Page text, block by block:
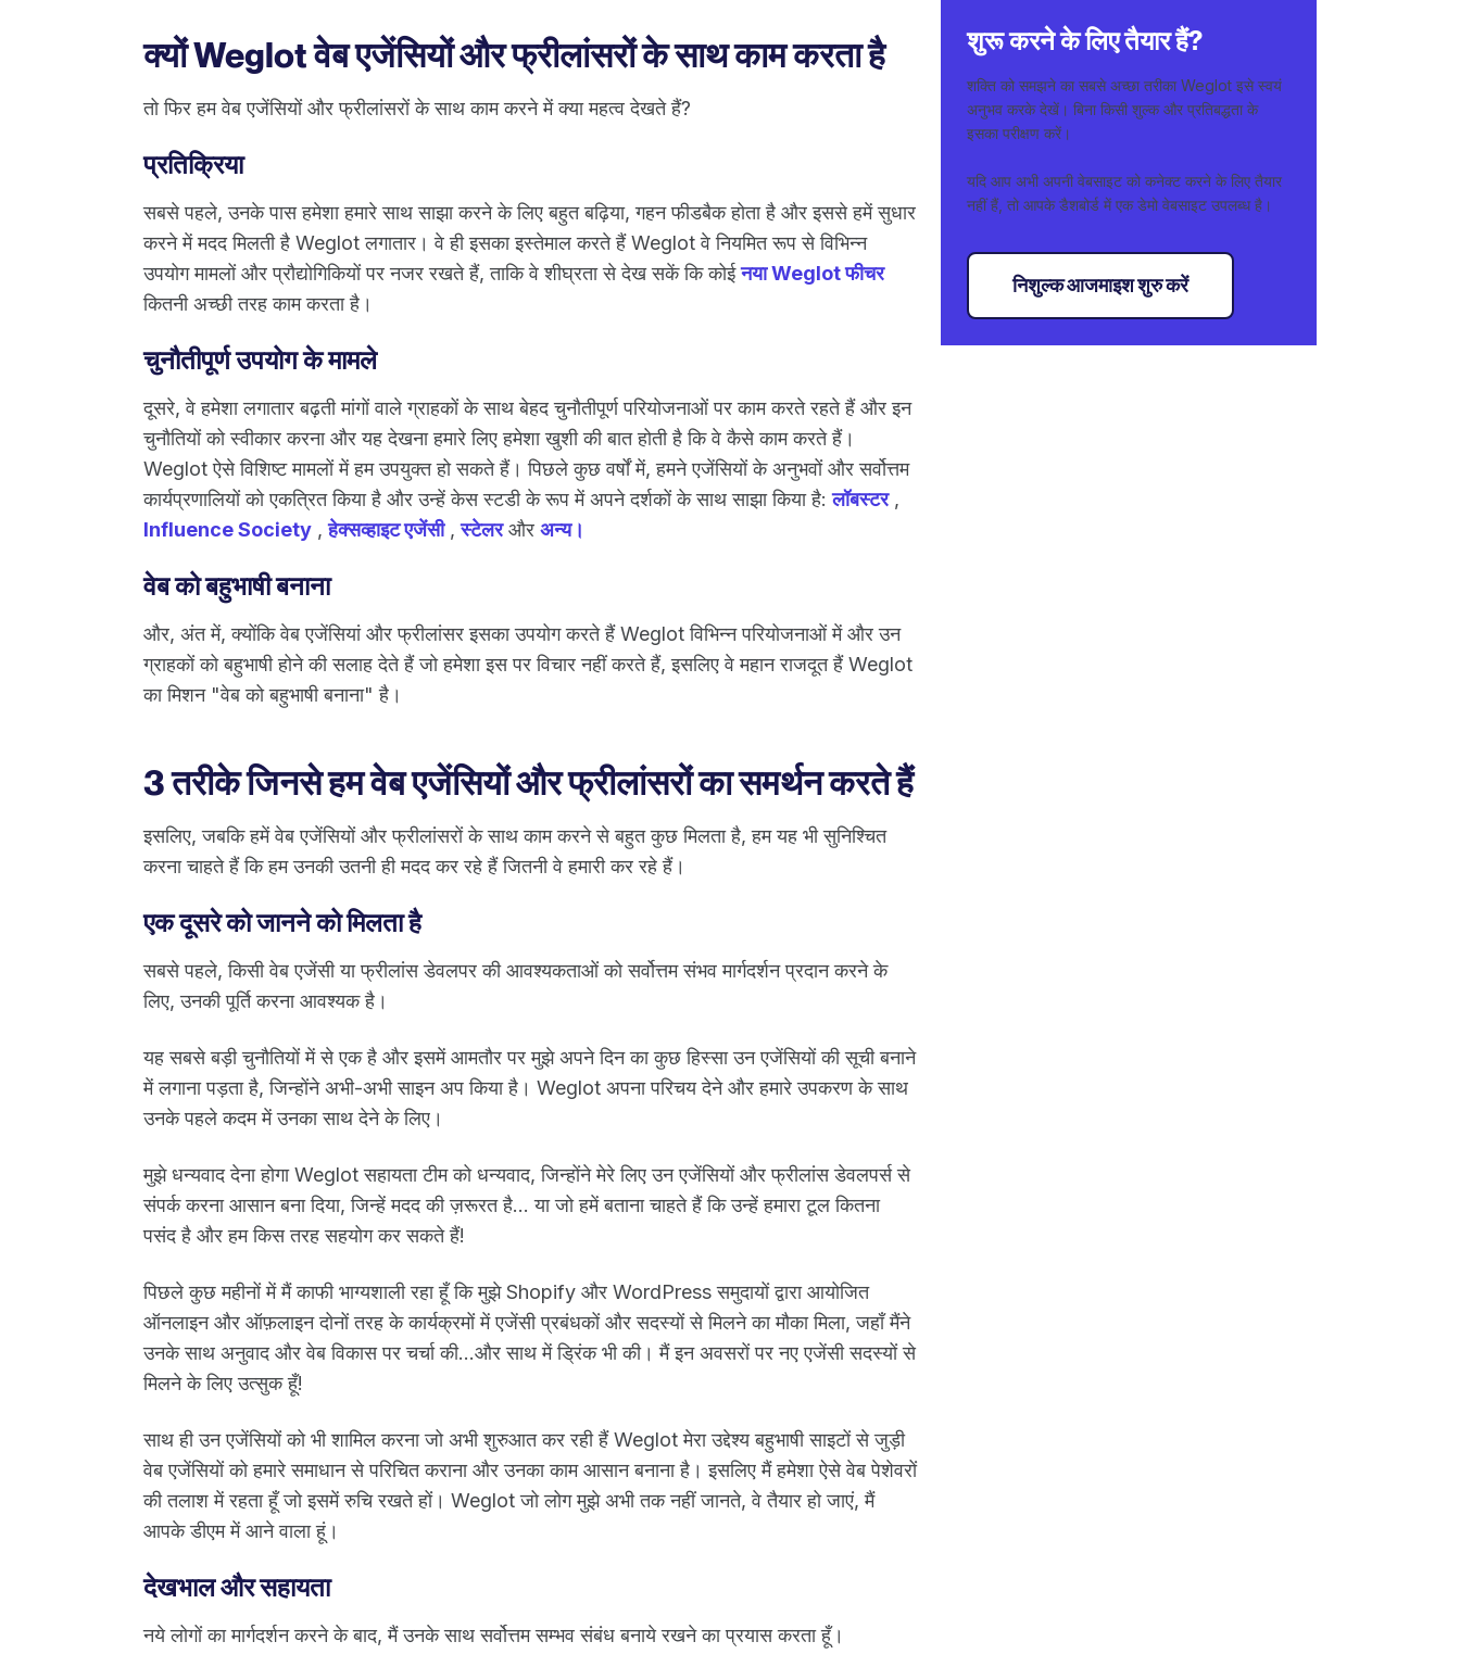
क्यों Weglot वेब एजेंसियों और फ्रीलांसरों के साथ काम करता है
तो फिर हम वेब एजेंसियों और फ्रीलांसरों के साथ काम करने में क्या महत्व देखते हैं?
प्रतिक्रिया
सबसे पहले, उनके पास हमेशा हमारे साथ साझा करने के लिए बहुत बढ़िया, गहन फीडबैक होता है और इससे हमें सुधार
करने में मदद मिलती है Weglot लगातार। वे ही इसका इस्तेमाल करते हैं Weglot वे नियमित रूप से विभिन्न
उपयोग मामलों और प्रौद्योगिकियों पर नजर रखते हैं, ताकि वे शीघ्रता से देख सकें कि कोईनया Weglot फीचर
कितनी अच्छी तरह काम करता है।
चुनौतीपूर्ण उपयोग के मामले
दूसरे, वे हमेशा लगातार बढ़ती मांगों वाले ग्राहकों के साथ बेहद चुनौतीपूर्ण परियोजनाओं पर काम करते रहते हैं और इन
चुनौतियों को स्वीकार करना और यह देखना हमारे लिए हमेशा खुशी की बात होती है कि वे कैसे काम करते हैं।
Weglot ऐसे विशिष्ट मामलों में हम उपयुक्त हो सकते हैं। पिछले कुछ वर्षों में, हमने एजेंसियों के अनुभवों और सर्वोत्तम
कार्यप्रणालियों को एकत्रित किया है और उन्हें केस स्टडी के रूप में अपने दर्शकों के साथ साझा किया है:लॉबस्टर,
Influence Society ,हेक्सव्हाइट एजेंसी,स्टेलरऔर अन्य।
वेब को बहुभाषी बनाना
और, अंत में, क्योंकि वेब एजेंसियां और फ्रीलांसर इसका उपयोग करते हैं Weglot विभिन्न परियोजनाओं में और उन
ग्राहकों को बहुभाषी होने की सलाह देते हैं जो हमेशा इस पर विचार नहीं करते हैं, इसलिए वे महान राजदूत हैं Weglot
का मिशन "वेब को बहुभाषी बनाना" है।
3 तरीके जिनसे हम वेब एजेंसियों और फ्रीलांसरों का समर्थन करते हैं
इसलिए, जबकि हमें वेब एजेंसियों और फ्रीलांसरों के साथ काम करने से बहुत कुछ मिलता है, हम यह भी सुनिश्चित
करना चाहते हैं कि हम उनकी उतनी ही मदद कर रहे हैं जितनी वे हमारी कर रहे हैं।
एक दूसरे को जानने को मिलता है
सबसे पहले, किसी वेब एजेंसी या फ्रीलांस डेवलपर की आवश्यकताओं को सर्वोत्तम संभव मार्गदर्शन प्रदान करने के
लिए, उनकी पूर्ति करना आवश्यक है।
यह सबसे बड़ी चुनौतियों में से एक है और इसमें आमतौर पर मुझे अपने दिन का कुछ हिस्सा उन एजेंसियों की सूची बनाने
में लगाना पड़ता है, जिन्होंने अभी-अभी साइन अप किया है। Weglot अपना परिचय देने और हमारे उपकरण के साथ
उनके पहले कदम में उनका साथ देने के लिए।
मुझे धन्यवाद देना होगा Weglot सहायता टीम को धन्यवाद, जिन्होंने मेरे लिए उन एजेंसियों और फ्रीलांस डेवलपर्स से
संपर्क करना आसान बना दिया, जिन्हें मदद की ज़रूरत है... या जो हमें बताना चाहते हैं कि उन्हें हमारा टूल कितना
पसंद है और हम किस तरह सहयोग कर सकते हैं!
पिछले कुछ महीनों में मैं काफी भाग्यशाली रहा हूँ कि मुझे Shopify और WordPress समुदायों द्वारा आयोजित
ऑनलाइन और ऑफ़लाइन दोनों तरह के कार्यक्रमों में एजेंसी प्रबंधकों और सदस्यों से मिलने का मौका मिला, जहाँ मैंने
उनके साथ अनुवाद और वेब विकास पर चर्चा की...और साथ में ड्रिंक भी की। मैं इन अवसरों पर नए एजेंसी सदस्यों से
मिलने के लिए उत्सुक हूँ!
साथ ही उन एजेंसियों को भी शामिल करना जो अभी शुरुआत कर रही हैं Weglot मेरा उद्देश्य बहुभाषी साइटों से जुड़ी
वेब एजेंसियों को हमारे समाधान से परिचित कराना और उनका काम आसान बनाना है। इसलिए मैं हमेशा ऐसे वेब पेशेवरों
की तलाश में रहता हूँ जो इसमें रुचि रखते हों। Weglot जो लोग मुझे अभी तक नहीं जानते, वे तैयार हो जाएं, मैं
आपके डीएम में आने वाला हूं।
देखभाल और सहायता
नये लोगों का मार्गदर्शन करने के बाद, मैं उनके साथ सर्वोत्तम सम्भव संबंध बनाये रखने का प्रयास करता हूँ।
शुरू करने के लिए तैयार हैं?
शक्ति को समझने का सबसे अच्छा तरीका Weglot इसे स्वयं
अनुभव करके देखें। बिना किसी शुल्क और प्रतिबद्धता के
इसका परीक्षण करें।
यदि आप अभी अपनी वेबसाइट को कनेक्ट करने के लिए तैयार
नहीं हैं, तो आपके डैशबोर्ड में एक डेमो वेबसाइट उपलब्ध है।
निशुल्क आजमाइश शुरु करें